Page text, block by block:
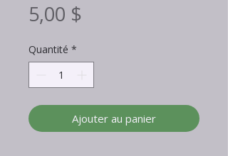
5,00 $
Quantité *
Ajouter au panier